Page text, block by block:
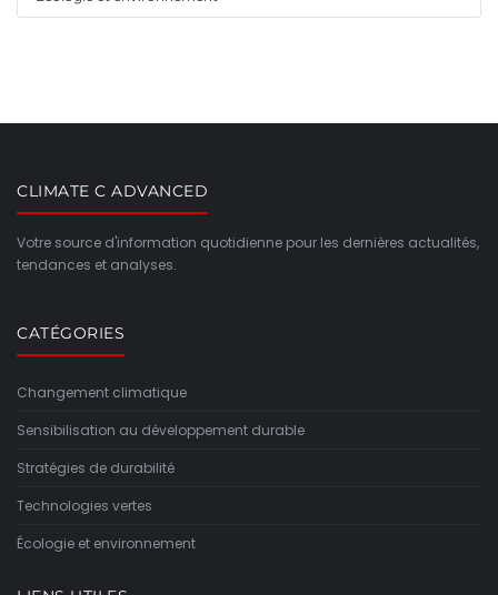
CLIMATE C ADVANCED
Votre source d'information quotidienne pour les dernières actualités,
tendances et analyses.
CATÉGORIES
Changement climatique
Sensibilisation au développement durable
Stratégies de durabilité
Technologies vertes
Écologie et environnement